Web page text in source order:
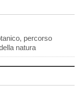
percorso
natura